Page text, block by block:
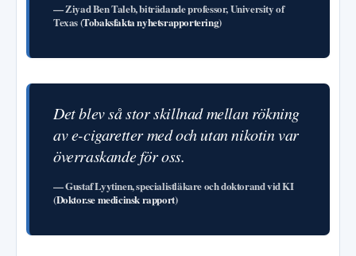
— Ziyad Ben Taleb, biträdande professor, University of
Texas (Tobaksfakta nyhetsrapportering)
Det blev så stor skillnad mellan rökning
av e-cigaretter med och utan nikotin var
överraskande för oss.
— Gustaf Lyytinen, specialistläkare och doktorand vid KI
(Doktor.se medicinsk rapport)